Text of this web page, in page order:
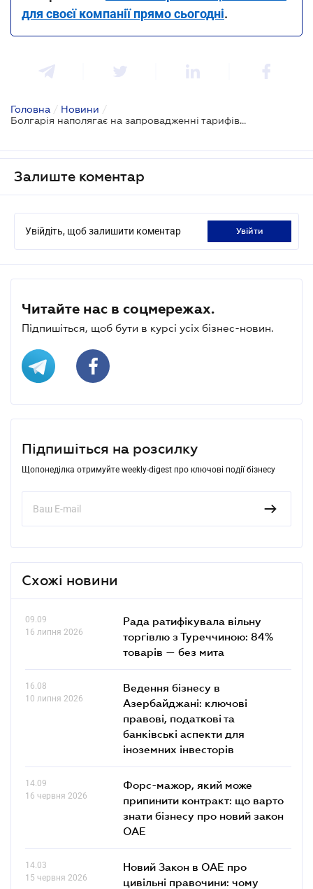
для своєї компанії прямо сьогодні.
Головна / Новини /
Болгарія наполягає на запровадженні тарифів і квот на імпорт українського зерна до ЄС
Залиште коментар
Увійдіть, щоб залишити коментар увійти
Читайте нас в соцмережах.
Підпишіться, щоб бути в курсі усіх бізнес-новин.
Підпишіться на розсилку
Щопонеділка отримуйте weekly-digest про ключові події бізнесу
Схожі новини
09.09
16 липня 2026
Рада ратифікувала вільну
торгівлю з Туреччиною: 84%
товарів — без мита
16.08
10 липня 2026
Ведення бізнесу в
Азербайджані: ключові
правові, податкові та
банківські аcпекти для
іноземних інвесторів
14.09
16 червня 2026
Форс-мажор, який може
припинити контракт: що варто
знати бізнесу про новий закон
ОАЕ
14.03
15 червня 2026
Новий Закон в ОАЕ про
цивільні правочини: чому